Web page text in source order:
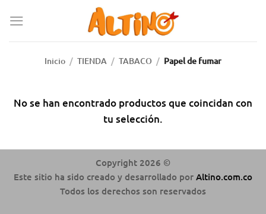
Inicio / TIENDA / TABACO / Papel de fumar
No se han encontrado productos que coincidan con
tu selección.
Copyright 2026 ©
Este sitio ha sido creado y desarrollado por Altino.com.co
Todos los derechos son reservados